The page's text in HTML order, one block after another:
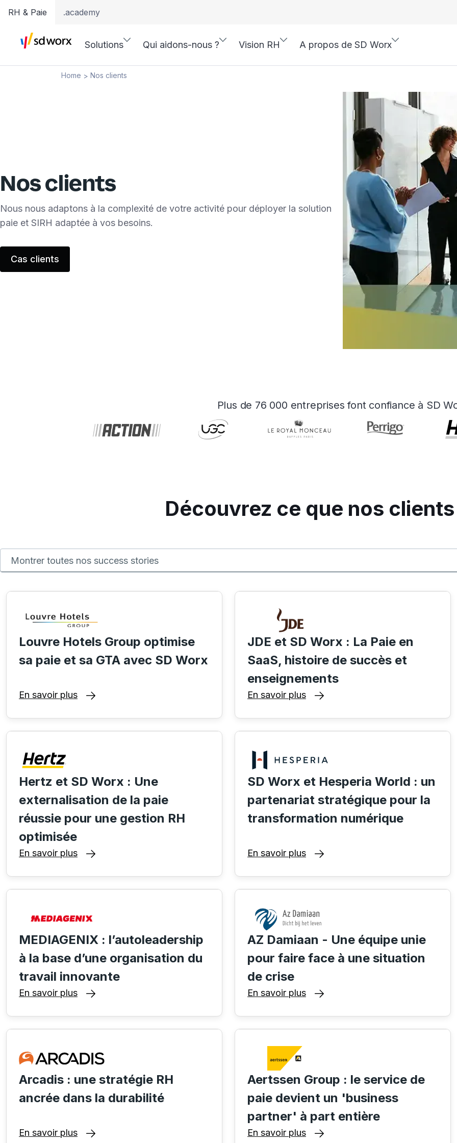
RH & Paie .academy
Solutions Qui aidons-nous ? Vision RH A propos de SD Worx
Home > Nos clients
Nos clients
Nous nous adaptons à la complexité de votre activité pour déployer la solution
paie et SIRH adaptée à vos besoins.
Cas clients
Plus de 76 000 entreprises font confiance à SD
Découvrez ce que nos
Louvre Hotels Group optimise
sa paie et sa GTA avec SD Worx
En savoir plus
JDE et SD Worx : La Paie en
SaaS, histoire de succès et
enseignements
En savoir plus
Hertz et SD Worx : Une
externalisation de la paie
réussie pour une gestion RH
optimisée
En savoir plus
SD Worx et Hesperia World : un
partenariat stratégique pour la
transformation numérique
En savoir plus
MEDIAGENIX : l’autoleadership
à la base d’une organisation du
travail innovante
En savoir plus
AZ Damiaan - Une équipe unie
pour faire face à une situation
de crise
En savoir plus
Arcadis : une stratégie RH
ancrée dans la durabilité
En savoir plus
Aertssen Group : le service de
paie devient un 'business
partner' à part entière
En savoir plus